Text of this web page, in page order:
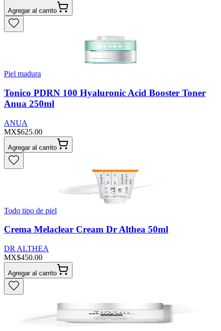
Agregar al carrito
Piel madura
Tonico PDRN 100 Hyaluronic Acid Booster Toner
Anua 250ml
ANUA
MX$625.00
Agregar al carrito
Todo tipo de piel
Crema Melaclear Cream Dr Althea 50ml
DR ALTHEA
MX$450.00
Agregar al carrito